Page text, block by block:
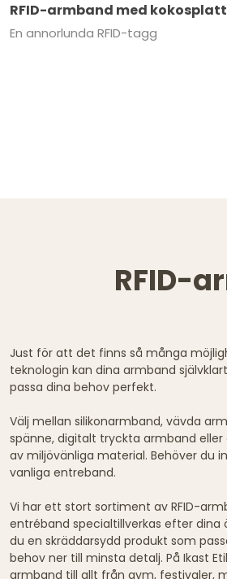
RFID-armband med
En annorlunda RFID-tagg
RFID-
Just för att det finns så många
teknologin kan dina armband
passa dina behov perfekt.
Välj mellan silikonarmband, vävda
spänne, digitalt tryckta armband
av miljövänliga material. Behöver du
vanliga entreband.
Vi har ett stort sortiment av RFID-
entréband specialtillverkas efter dina
du en skräddarsydd produkt som
behov ner till minsta detalj. På Ikast
armband till allt från gym, festivaler,